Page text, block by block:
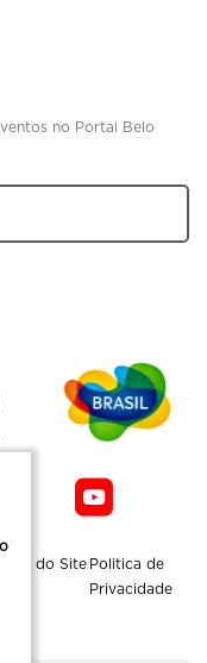
no Portal Belo
Mapa do Site Politica de
Privacidade